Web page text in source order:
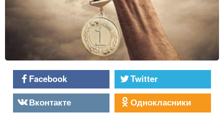
Facebook
Twitter
Вконтакте
Однокласники